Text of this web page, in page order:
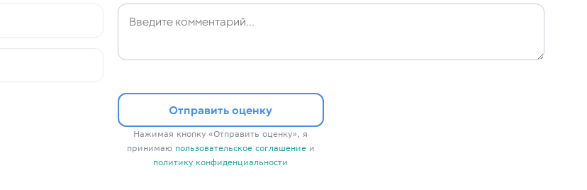
Отправить оценку
Нажимая кнопку «Отправить оценку», я
принимаю пользовательское соглашениеи
политику конфиденциальности